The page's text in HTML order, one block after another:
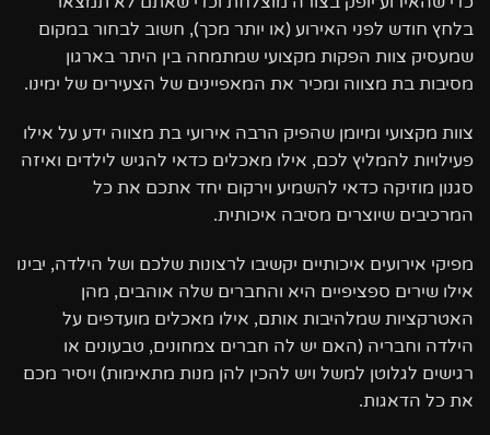
בלחץ חודש לפני האירוע (או יותר מכך), חשוב לבחור במקום
שמעסיק צוות הפקות מקצועי שמתמחה בין היתר בארגון
מסיבות בת מצווה ומכיר את המאפיינים של הצעירים של ימינו.
צוות מקצועי ומיומן שהפיק הרבה אירועי בת מצווה ידע על אילו
פעילויות להמליץ לכם, אילו מאכלים כדאי להגיש לילדים ואיזה
סגנון מוזיקה כדאי להשמיע וירקום יחד אתכם את כל
המרכיבים שיוצרים מסיבה איכותית.
מפיקי אירועים איכותיים יקשיבו לרצונות שלכם ושל הילדה, יבינו
אילו שירים ספציפיים היא והחברים שלה אוהבים, מהן
האטרקציות שמלהיבות אותם, אילו מאכלים מועדפים על
הילדה וחבריה (האם יש לה חברים צמחונים, טבעונים או
רגישים לגלוטן למשל ויש להכין להן מנות מתאימות) ויסיר מכם
את כל הדאגות.